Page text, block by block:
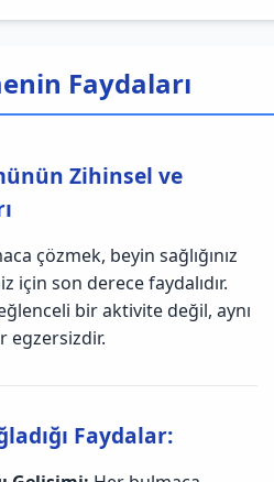
Faydaları
Zihinsel ve
çözmek, beyin sağlığınız
için son derece faydalıdır.
bir aktivite değil, aynı
egzersizdir.
Faydalar: